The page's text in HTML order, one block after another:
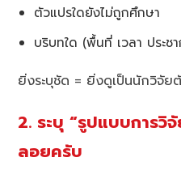
ตัวแปรใดยังไม่ถูกศึกษา
บริบทใด (พื้นที่ เวลา ประช
ยิ่งระบุชัด = ยิ่งดูเป็นนักวิจัย
2. ระบุ “รูปแบบการวิ
ลอยครับ